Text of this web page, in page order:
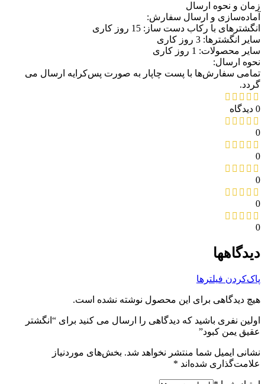
زمان و نحوه ارسال
آماده‌سازی و ارسال سفارش:
انگشترهای با رکاب دست ساز: 15 روز کاری
سایر انگشترها: 3 روز کاری
سایر محصولات: 1 روز کاری
نحوه ارسال:
تمامی سفارش‌ها با پست چاپار به صورت پس‌کرایه ارسال می
گردد.
0 دیدگاه
0
0
0
0
0
دیدگاهها
پاک‌کردن فیلترها
هیچ دیدگاهی برای این محصول نوشته نشده است.
اولین نفری باشید که دیدگاهی را ارسال می کنید برای “انگشتر
عقیق یمن کبود”
نشانی ایمیل شما منتشر نخواهد شد. بخش‌های موردنیاز
علامت‌گذاری شده‌اند *